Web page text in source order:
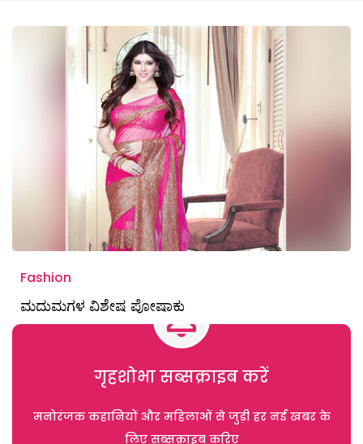
Fashion
ಮದುಮಗಳ ವಿಶೇಷ ಪೋಷಾಕು
गृहशोभा सब्सक्राइब करें
मनोरंजक कहानियों और महिलाओं से जुड़ी हर नई खबर के
लिए सब्सक्राइब करिए